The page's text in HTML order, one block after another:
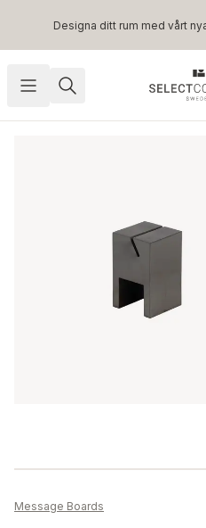
Hoppa till
Designa ditt rum med vårt
Message Boards